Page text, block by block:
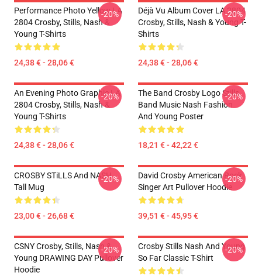
Performance Photo Yellow LA
2804 Crosby, Stills, Nash &
Young T-Shirts
24,38 € - 28,06 €
-20%
Déjà Vu Album Cover LA 2804
Crosby, Stills, Nash & Young T-
Shirts
24,38 € - 28,06 €
-20%
An Evening Photo Graphic LA
2804 Crosby, Stills, Nash &
Young T-Shirts
24,38 € - 28,06 €
-20%
The Band Crosby Logo Stills
Band Music Nash Fashion
And Young Poster
18,21 € - 42,22 €
-20%
CROSBY STiLLS And NASH
Tall Mug
23,00 € - 26,68 €
-20%
David Crosby American Rock
Singer Art Pullover Hoodie
39,51 € - 45,95 €
-20%
CSNY Crosby, Stills, Nash &
Young DRAWING DAY Pullover
Hoodie
-20%
Crosby Stills Nash And Young
So Far Classic T-Shirt
-20%